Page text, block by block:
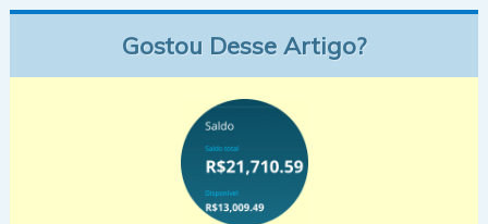
Gostou Desse Artigo?